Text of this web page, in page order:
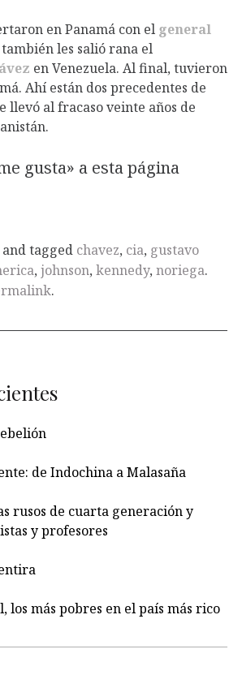
en Panamá con el general
les salió rana el
en Venezuela. Al final, tuvieron
Ahí están dos precedentes de
llevó al fracaso veinte años de
gusta» a esta página
and tagged chavez, cia, gustavo
, johnson, kennedy, noriega.
.
de Indochina a Malasaña
rusos de cuarta generación y
y profesores
los más pobres en el país más rico